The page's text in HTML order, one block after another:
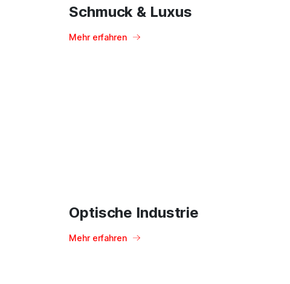
Schmuck & Luxus
Mehr erfahren
Optische Industrie
Mehr erfahren